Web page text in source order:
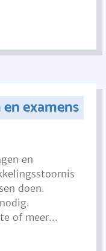
examens
en
doen.
of meer...